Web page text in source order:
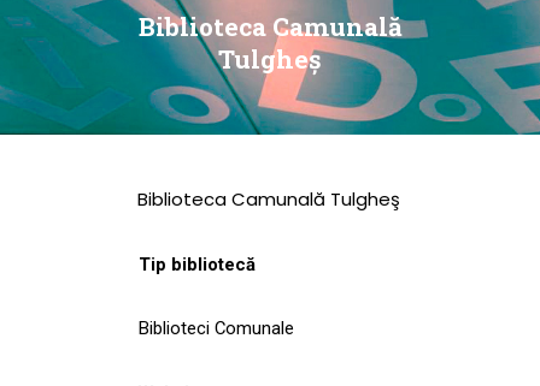
Biblioteca Camunală
Tulgheş
PERMISUL MEU DE
BIBLIOTECĂ
CATALOAGE ȘI
COLECȚII
CULTURALE
NOUTĂȚI
Biblioteca Camunală Tulgheş
Tip bibliotecă
Biblioteci Comunale